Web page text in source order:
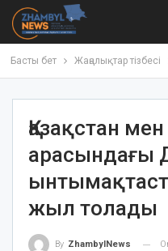
Басты бет Жаңалықтар тізбесі
Қазақстан
арасындағы
жыл толады
By ZhambylNews